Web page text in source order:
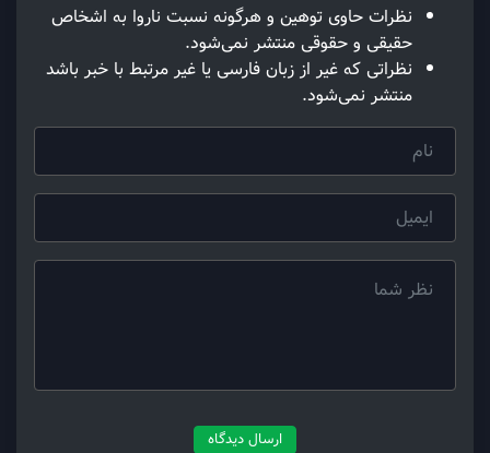
نظرات حاوی توهین و هرگونه نسبت ناروا به اشخاص
حقیقی و حقوقی منتشر نمی‌شود.
نظراتی که غیر از زبان فارسی یا غیر مرتبط با خبر باشد
منتشر نمی‌شود.
ارسال دیدگاه